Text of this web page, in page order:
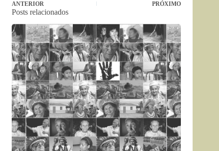
ANTERIOR PRÓXIMO
Posts relacionados